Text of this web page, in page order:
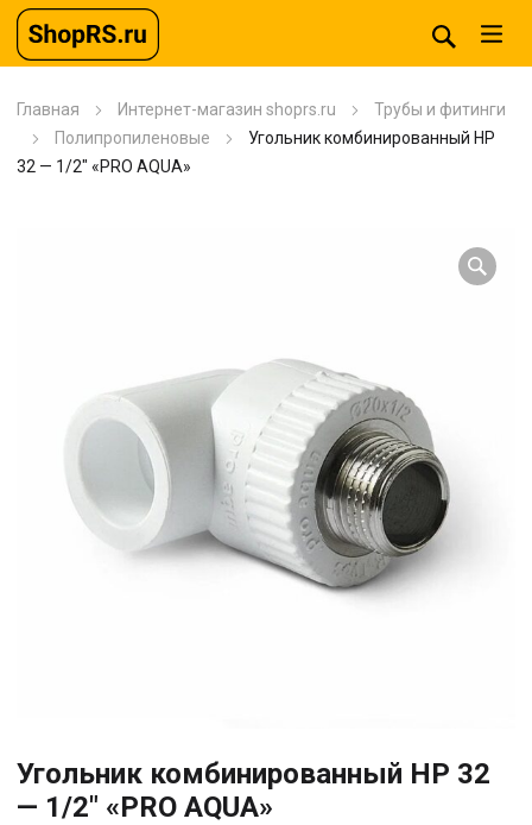
Главная Интернет-магазин shoprs.ru
Трубы и фитинги
Полипропиленовые
Угольник комбинированный HP
32 — 1/2″ «PRO AQUA»
Угольник комбинированный HP 32
— 1/2″ «PRO AQUA»